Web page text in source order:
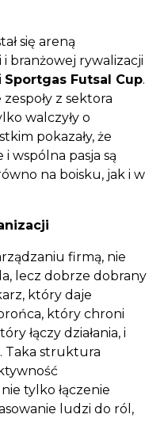
się areną
branżowej rywalizacji
Sportgas Futsal Cup.
z sektora
walczyły o
pokazały, że
wspólna pasja są
na boisku, jak i w
firmą, nie
lecz dobrze dobrany
który daje
który chroni
łączy działania, i
Taka struktura
tylko łączenie
ludzi do ról,